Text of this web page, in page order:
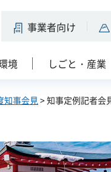
事業者向け
境 しごと・産業
知事会見> 知事定例記者会